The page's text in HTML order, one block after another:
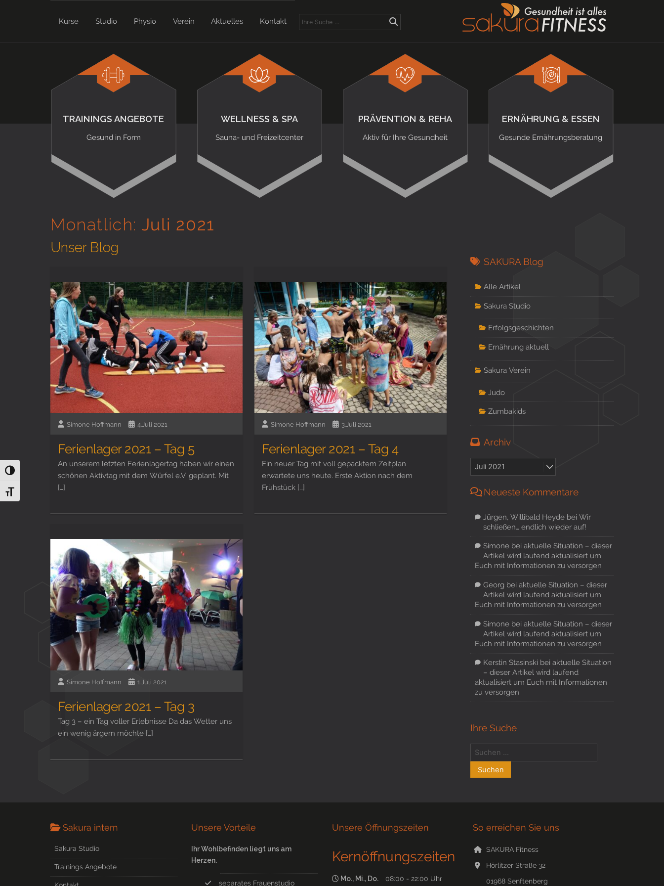
Umschalten auf hohe Kontraste
Schrift vergrößern
Kurse Studio Physio Verein Aktuelles Kontakt
TRAININGS ANGEBOTE
Gesund in Form
WELLNESS & SPA
Sauna- und Freizeitcenter
PRÄVENTION & REHA
Aktiv für Ihre Gesundheit
ERNÄHRUNG & ESSEN
Gesunde Ernährungsberatung
Monatlich: Juli 2021
Unser Blog
Simone Hoffmann 4.Juli 2021
Ferienlager 2021 – Tag 5
An unserem letzten Ferienlagertag haben wir einen
schönen Aktivtag mit dem Würfel e.V. geplant. Mit
[…]
Simone Hoffmann 3.Juli 2021
Ferienlager 2021 – Tag 4
Ein neuer Tag mit voll gepacktem Zeitplan
erwartete uns heute. Erste Aktion nach dem
Frühstück […]
Simone Hoffmann 1.Juli 2021
Ferienlager 2021 – Tag 3
Tag 3 – ein Tag voller Erlebnisse Da das Wetter uns
ein wenig ärgern möchte […]
SAKURA Blog
Alle Artikel
Sakura Studio
Erfolgsgeschichten
Ernährung aktuell
Sakura Verein
Judo
Zumbakids
Archiv
Neueste Kommentare
Jürgen, Willibald Heydebei Wir
schließen… endlich wieder auf!
Simonebei aktuelle Situation – dieser
Artikel wird laufend aktualisiert um
Euch mit Informationen zu versorgen
Georg bei aktuelle Situation – dieser
Artikel wird laufend aktualisiert um
Euch mit Informationen zu versorgen
Simonebei aktuelle Situation – dieser
Artikel wird laufend aktualisiert um
Euch mit Informationen zu versorgen
Kerstin Stasinski bei aktuelle Situation
– dieser Artikel wird laufend
aktualisiert um Euch mit Informationen
zu versorgen
Ihre Suche
Sakura intern
Sakura Studio
Trainings Angebote
Unsere Vorteile
Ihr Wohlbefinden liegt uns am
Herzen.
separates Frauenstudio
Unsere Öffnungszeiten
Kernöffnungszeiten
Mo., Mi., Do. 08:00 - 22:00 Uhr
So erreichen Sie uns
SAKURA Fitness
Hörlitzer Straße 32
01968 Senftenberg